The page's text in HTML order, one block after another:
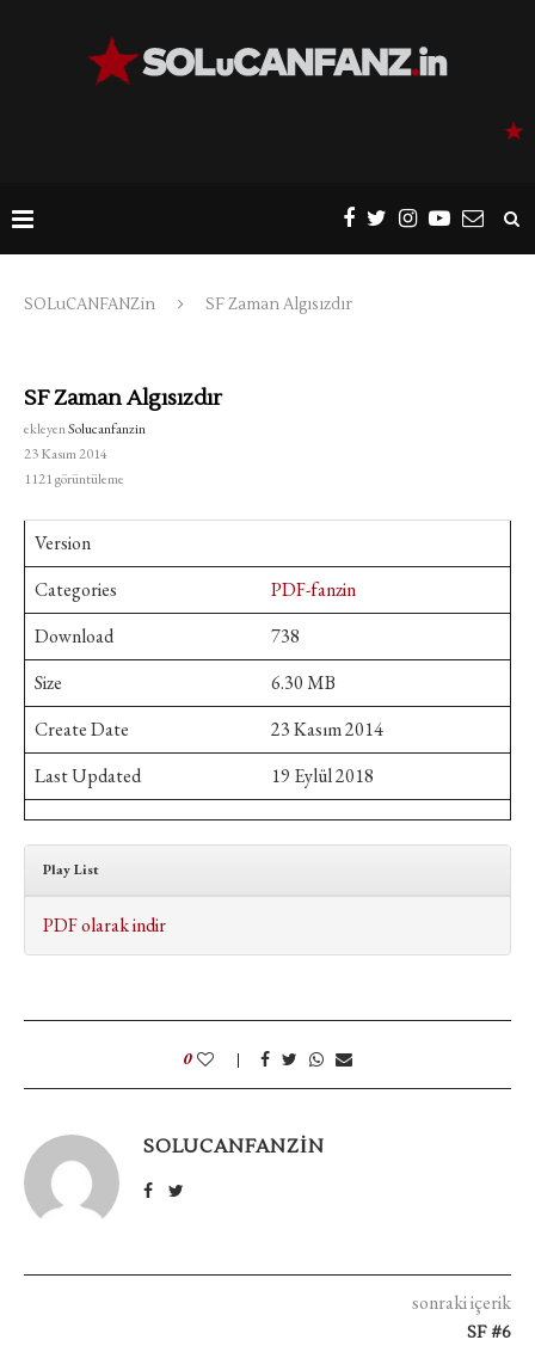
SOLuCANFANZin SF Zaman Algısızdır
SF Zaman Algısızdır
ekleyenSolucanfanzin
23 Kasım 2014
1121görüntüleme
Version
Categories
PDF-fanzin
Download
738
Size
6.30 MB
Create Date
23 Kasım 2014
Last Updated
19 Eylül 2018
Play List
PDF olarak indir
0
SOLUCANFANZIN
sonraki içerik
SF #6